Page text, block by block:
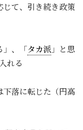
じて、引き続き政策
」、「タカ派 」と思
れる
下落に転じた（円高